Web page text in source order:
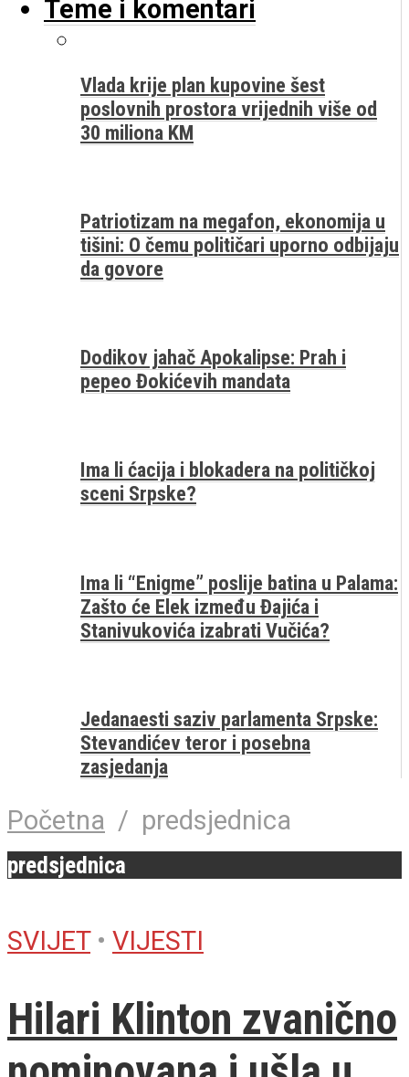
Teme i komentari
Vlada krije plan kupovine šest
poslovnih prostora vrijednih više od
30 miliona KM
Patriotizam na megafon, ekonomija u
tišini: O čemu političari uporno odbijaju
da govore
Dodikov jahač Apokalipse: Prah i
pepeo Đokićevih mandata
Ima li ćacija i blokadera na političkoj
sceni Srpske?
Ima li “Enigme” poslije batina u Palama:
Zašto će Elek između Đajića i
Stanivukovića izabrati Vučića?
Jedanaesti saziv parlamenta Srpske:
Stevandićev teror i posebna
zasjedanja
Početna / predsjednica
predsjednica
SVIJET • VIJESTI
Hilari Klinton zvanično